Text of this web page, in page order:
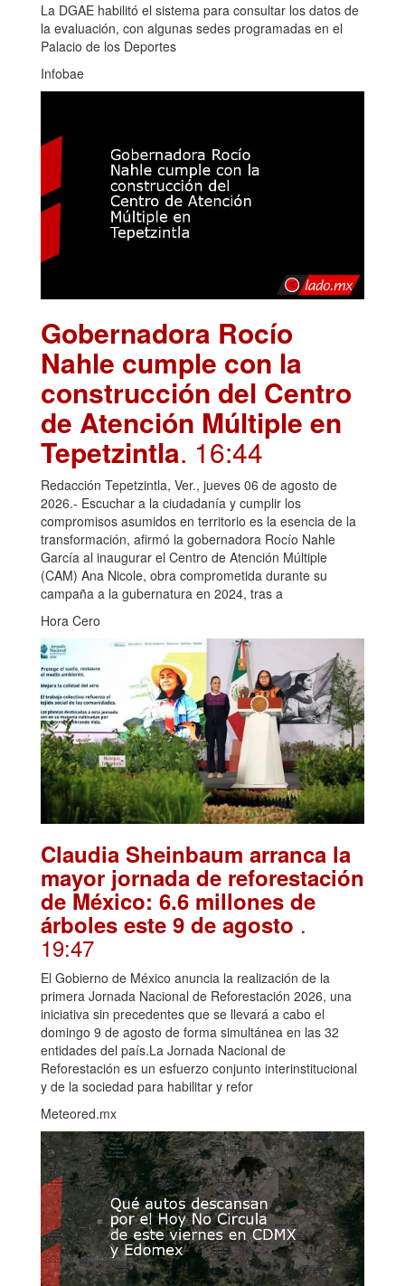
La DGAE habilitó el sistema para consultar los datos de
la evaluación, con algunas sedes programadas en el
Palacio de los Deportes
Infobae
Gobernadora Rocío
Nahle cumple con la
construcción del Centro
de Atención Múltiple en
Tepetzintla. 16:44
Redacción Tepetzintla, Ver., jueves 06 de agosto de
2026.- Escuchar a la ciudadanía y cumplir los
compromisos asumidos en territorio es la esencia de la
transformación, afirmó la gobernadora Rocío Nahle
García al inaugurar el Centro de Atención Múltiple
(CAM) Ana Nicole, obra comprometida durante su
campaña a la gubernatura en 2024, tras a
Hora Cero
Claudia Sheinbaum arranca la
mayor jornada de reforestación
de México: 6.6 millones de
árboles este 9 de agosto .
19:47
El Gobierno de México anuncia la realización de la
primera Jornada Nacional de Reforestación 2026, una
iniciativa sin precedentes que se llevará a cabo el
domingo 9 de agosto de forma simultánea en las 32
entidades del país.La Jornada Nacional de
Reforestación es un esfuerzo conjunto interinstitucional
y de la sociedad para habilitar y refor
Meteored.mx